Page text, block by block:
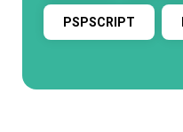
PSPSCRIPT